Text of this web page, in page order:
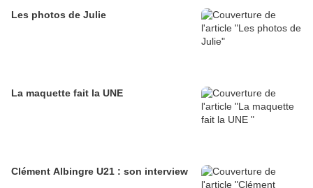
Les photos de Julie
La maquette fait la UNE
Clément Albingre U21 : son interview